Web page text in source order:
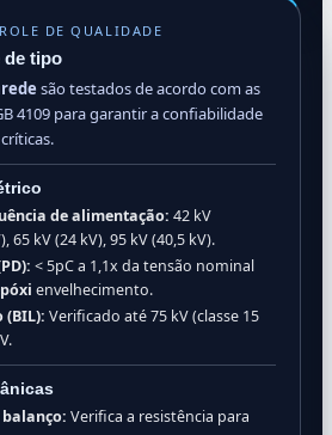
DE QUALIDADE
de tipo
são testados de acordo com as
4109 para garantir a confiabilidade
de alimentação: 42 kV
65 kV (24 kV), 95 kV (40,5 kV).
< 5pC a 1,1x da tensão nominal
envelhecimento.
(BIL): Verificado até 75 kV (classe 15
balanço: Verifica a resistência para